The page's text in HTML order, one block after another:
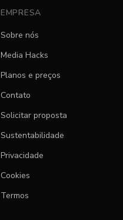
EMPRESA
Sobre nós
Media Hacks
Planos e preços
Contato
Solicitar proposta
Sustentabilidade
Privacidade
Cookies
Termos